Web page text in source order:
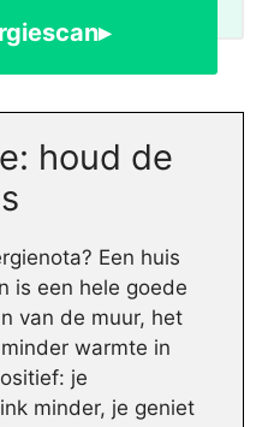
houd de
Een huis
is een hele goede
van de muur, het
warmte in
je
minder, je geniet